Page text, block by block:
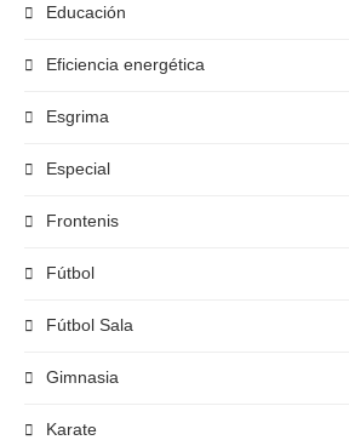
Educación
Eficiencia energética
Esgrima
Especial
Frontenis
Fútbol
Fútbol Sala
Gimnasia
Karate